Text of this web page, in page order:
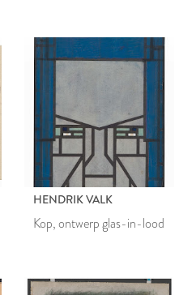
HENDRIK VALK
Kop, ontwerp glas-in-lood